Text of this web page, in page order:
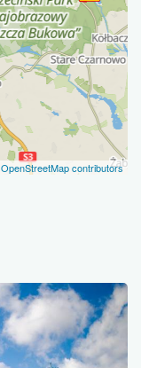
contributors